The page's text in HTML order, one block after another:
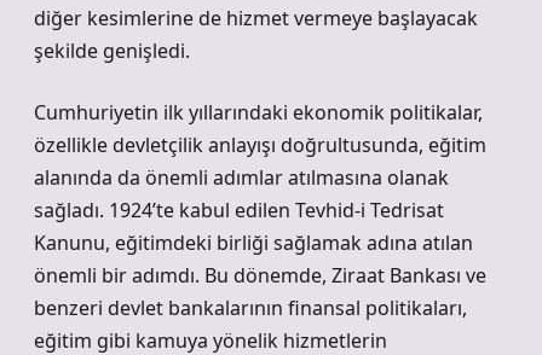
diğer kesimlerine de hizmet vermeye başlayacak
şekilde genişledi.
Cumhuriyetin ilk yıllarındaki ekonomik politikalar,
özellikle devletçilik anlayışı doğrultusunda, eğitim
alanında da önemli adımlar atılmasına olanak
sağladı. 1924’te kabul edilen Tevhid-i Tedrisat
Kanunu, eğitimdeki birliği sağlamak adına atılan
önemli bir adımdı. Bu dönemde, Ziraat Bankası ve
benzeri devlet bankalarının finansal politikaları,
eğitim gibi kamuya yönelik hizmetlerin